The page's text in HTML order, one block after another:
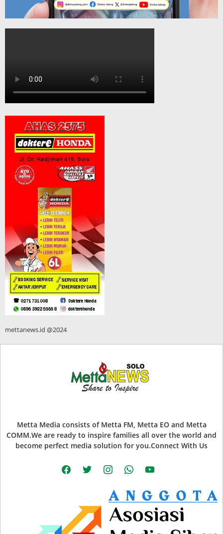
mettanews.id @2024
Metta Media consists of Metta FM, Metta EO and Metta
COMM.We are ready to inspire families all over the world and
become perfect media solution for you.Connect With Us
facebooktwitter instagramwhatsappyoutube